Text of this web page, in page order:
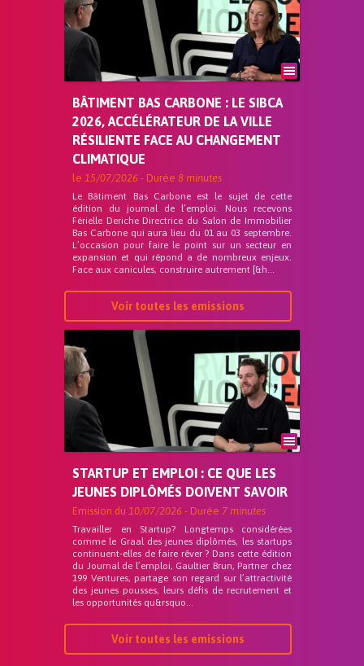
BÂTIMENT BAS CARBONE : LE SIBCA
2026, ACCÉLÉRATEUR DE LA VILLE
RÉSILIENTE FACE AU CHANGEMENT
CLIMATIQUE
le 15/07/2026 - Durée 8 minutes
Le Bâtiment Bas Carbone est le sujet de cette
édition du journal de l’emploi. Nous recevons
Férielle Deriche Directrice du Salon de Immobilier
Bas Carbone qui aura lieu du 01 au 03 septembre.
L’occasion pour faire le point sur un secteur en
expansion et qui répond a de nombreux enjeux.
Face aux canicules, construire autrement [&h...
Voir toutes les emissions
STARTUP ET EMPLOI : CE QUE LES
JEUNES DIPLÔMÉS DOIVENT SAVOIR
Emission du 10/07/2026 - Durée 7 minutes
Travailler en Startup? Longtemps considérées
comme le Graal des jeunes diplômés, les startups
continuent-elles de faire rêver ? Dans cette édition
du Journal de l’emploi, Gaultier Brun, Partner chez
199 Ventures, partage son regard sur l’attractivité
des jeunes pousses, leurs défis de recrutement et
les opportunités qu&rsquo...
Voir toutes les emissions